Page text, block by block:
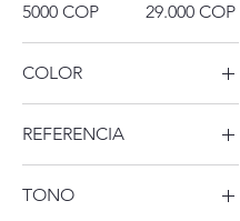
5000 COP 29.000 COP
COLOR
02
REFERENCIA
02
TONO